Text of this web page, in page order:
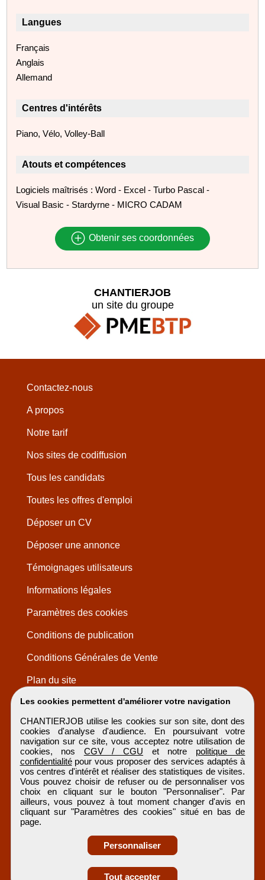
Obtenir ses
Langues
Français
Anglais
Allemand
Centres d'intérêts
Piano, Vélo, Volley-Ball
Atouts et compétences
Logiciels maîtrisés : Word - Excel - Turbo Pascal -
Visual Basic - Stardyrne - MICRO CADAM
Obtenir ses coordonnées
Les cookies permettent d'améliorer votre navigation
CHANTIERJOB utilise les cookies sur son site, dont des
cookies d'analyse d'audience. En poursuivant votre
navigation sur ce site, vous acceptez notre utilisation de
cookies, nos CGV / CGU et notre politique de
confidentialitépour vous proposer des services adaptés à
vos centres d'intérêt et réaliser des statistiques de visites.
Vous pouvez choisir de refuser ou de personnaliser vos
choix en cliquant sur le bouton "Personnaliser". Par
ailleurs, vous pouvez à tout moment changer d'avis en
cliquant sur "Paramètres des cookies" situé en bas de
page.
Personnaliser
Tout accepter
CHANTIERJOB
un site du groupe
Contactez-nous
A propos
Notre tarif
Nos sites de codiffusion
Tous les candidats
Toutes les offres d'emploi
Déposer un CV
Déposer une annonce
Témoignages utilisateurs
Informations légales
Paramètres des cookies
Conditions de publication
Conditions Générales de Vente
Plan du site